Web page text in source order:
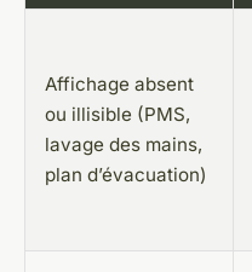
Affichage absent
ou illisible (PMS,
lavage des mains,
plan d’évacuation)